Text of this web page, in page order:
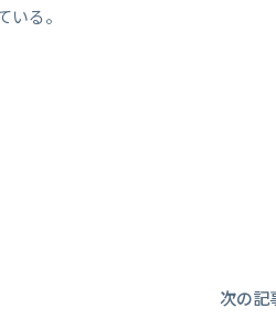
る。
次の記